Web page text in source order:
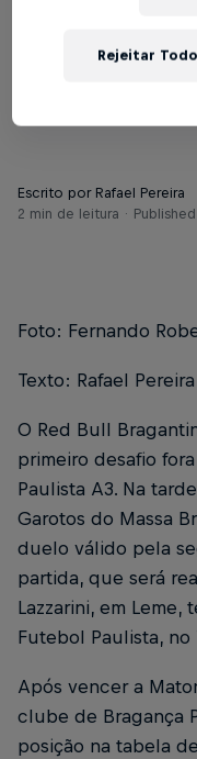
Escrito por Rafael Pereira
2 min de leitura
Foto: Fernando
Texto: Rafael Pereira
O Red Bull
primeiro desafio
Paulista A3. Na
Garotos do Massa
duelo válido pela
partida, que será
Lazzarini, em Leme,
Futebol Paulista, no
Após vencer a
clube de Bragança
posição na tabela
Rejeitar